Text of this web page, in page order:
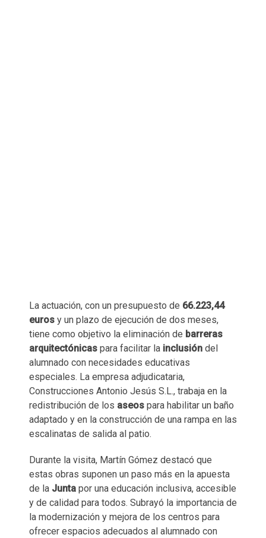
La actuación, con un presupuesto de 66.223,44
euros y un plazo de ejecución de dos meses,
tiene como objetivo la eliminación de barreras
arquitectónicas para facilitar la inclusión del
alumnado con necesidades educativas
especiales. La empresa adjudicataria,
Construcciones Antonio Jesús S.L., trabaja en la
redistribución de los aseos para habilitar un baño
adaptado y en la construcción de una rampa en las
escalinatas de salida al patio.
Durante la visita, Martín Gómez destacó que
estas obras suponen un paso más en la apuesta
de la Junta por una educación inclusiva, accesible
y de calidad para todos. Subrayó la importancia de
la modernización y mejora de los centros para
ofrecer espacios adecuados al alumnado con